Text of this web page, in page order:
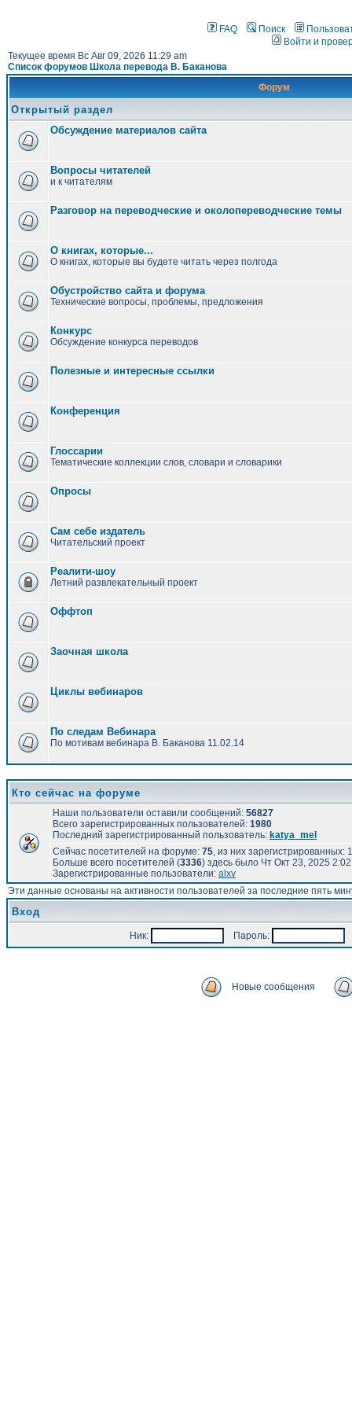
FAQ Поиск
Войти и
Текущее время Вс Авг 09, 2026 11:29 am
Список форумов Школа перевода В. Баканова
Форум
Открытый раздел
Обсуждение материалов сайта
Вопросы читателей
и к читателям
Разговор на переводческие и околопереводческие темы
О книгах, которые...
О книгах, которые вы будете читать через полгода
Обустройство сайта и форума
Технические вопросы, проблемы, предложения
Конкурс
Обсуждение конкурса переводов
Полезные и интересные ссылки
Конференция
Глоссарии
Тематические коллекции слов, словари и словарики
Опросы
Сам себе издатель
Читательский проект
Реалити-шоу
Летний развлекательный проект
Оффтоп
Заочная школа
Циклы вебинаров
По следам Вебинара
По мотивам вебинара В. Баканова 11.02.14
Кто сейчас на форуме
Наши пользователи оставили сообщений: 56827
Всего зарегистрированных пользователей: 1980
Последний зарегистрированный пользователь: katya_mel
Сейчас посетителей на форуме: 75, из них
Больше всего посетителей (3336) здесь было Чт Окт 23, 2025
Зарегистрированные пользователи: alxv
Эти данные основаны на активности пользователей за последние пять
Вход
Ник: Пароль:
Новые сообщения